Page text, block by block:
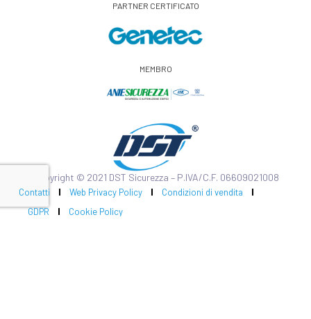
Copyright © 2021 DST Sicurezza – P.IVA/C.F. 06609021008
Contatti Web Privacy Policy
Condizioni di vendita
GDPR
Cookie Policy
PARTNER CERTIFICATO
MEMBRO